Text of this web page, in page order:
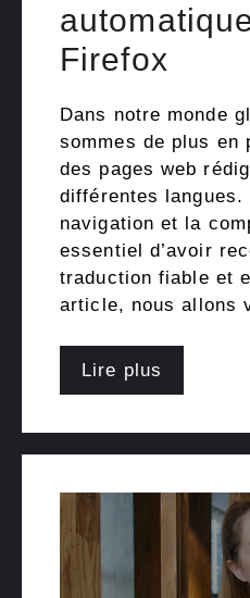
Firefox
Dans notre monde
sommes de plus en
des pages web
différentes
navigation et la
essentiel d’avoir
traduction fiable et
article, nous allons
Lire plus